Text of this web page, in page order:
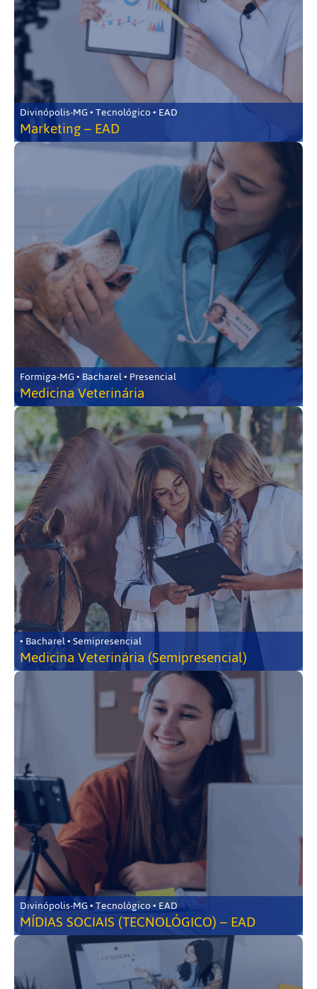
Divinópolis-MG • Tecnológico • EAD
Marketing – EAD
Formiga-MG • Bacharel • Presencial
Medicina Veterinária
• Bacharel • Semipresencial
Medicina Veterinária (Semipresencial)
Divinópolis-MG • Tecnológico • EAD
MÍDIAS SOCIAIS (TECNOLÓGICO) – EAD